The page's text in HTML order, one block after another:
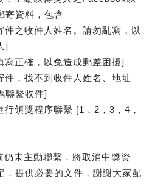
寄資料，包含
之收件人姓名。請勿亂寫，以
]
正確，以免造成郵差困擾]
，找不到收件人姓名、地址
聯繫收件]
領獎程序聯繫 [1，2，3，4，
未主動聯繫，將取消中獎資
，提供必要的文件，謝謝大家配